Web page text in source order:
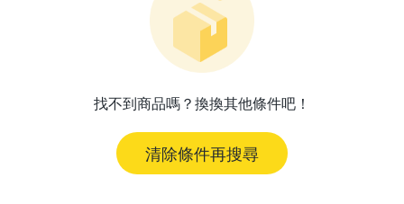
找不到商品嗎？換換其他條件吧！
清除條件再搜尋